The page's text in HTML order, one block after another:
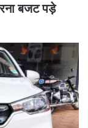
बजट पड़े